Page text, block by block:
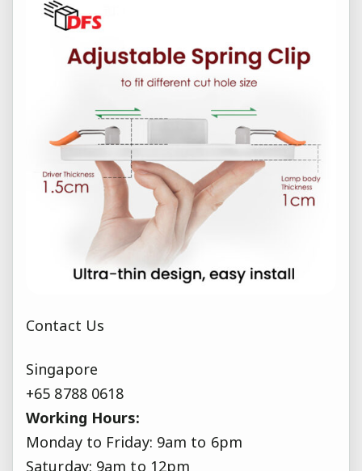
Contact Us
Singapore
+65 8788 0618
Working Hours:
Monday to Friday: 9am to 6pm
Saturday: 9am to 12pm